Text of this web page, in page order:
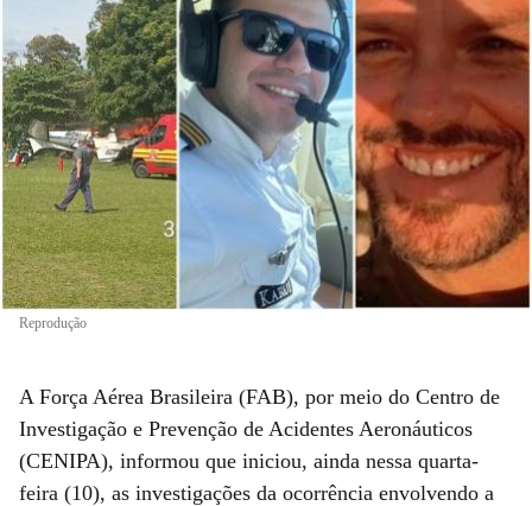
Reprodução
A Força Aérea Brasileira (FAB), por meio do Centro de
Investigação e Prevenção de Acidentes Aeronáuticos
(CENIPA), informou que iniciou, ainda nessa quarta-
feira (10), as investigações da ocorrência envolvendo a